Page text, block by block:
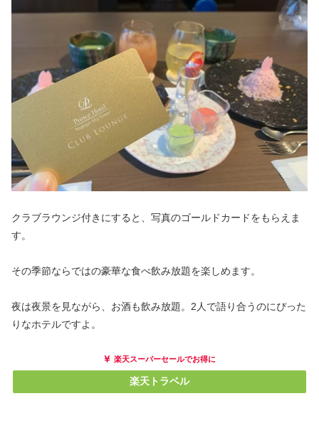
クラブラウンジ付きにすると、写真のゴールドカードをもらえま
す。
その季節ならではの豪華な食べ飲み放題を楽しめます。
夜は夜景を見ながら、お酒も飲み放題。2人で語り合うのにぴった
りなホテルですよ。
楽天スーパーセールでお得に
楽天トラベル